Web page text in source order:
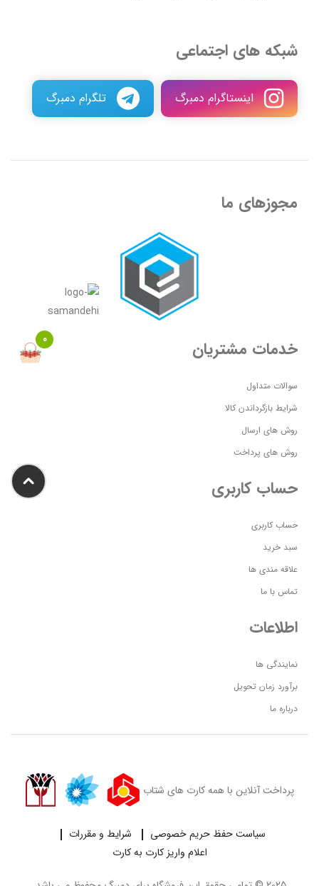
شبکه های اجتماعی
اینستاگرام دمبرگ تلگرام دمبرگ
مجوزهای ما
خدمات مشتریان
سوالات متداول
شرایط بازگرداندن کالا
روش های ارسال
روش های پرداخت
حساب کاربری
حساب کاربری
سبد خرید
علاقه مندی ها
تماس با ما
اطلاعات
نمایندگی ها
برآورد زمان تحویل
درباره ما
پرداخت آنلاین با همه کارت های شتاب
سیاست حفظ حریم خصوصی
شرایط و مقررات
اعلام واریز کارت به کارت
0